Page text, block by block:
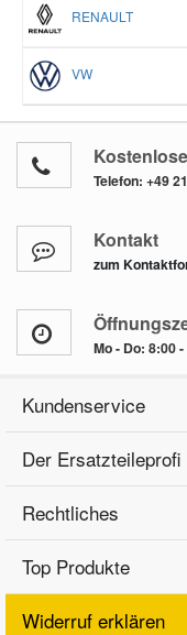
RENAULT
VW
Telefon: +49
Kontakt
zum
Mo - Do: 8:00
Kundenservice
Der Ersatzteileprofi
Rechtliches
Top Produkte
Widerruf erklären